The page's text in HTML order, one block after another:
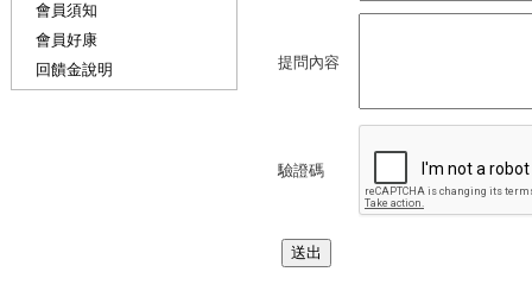
提問內容
驗證碼
會員須知
會員好康
回饋金說明